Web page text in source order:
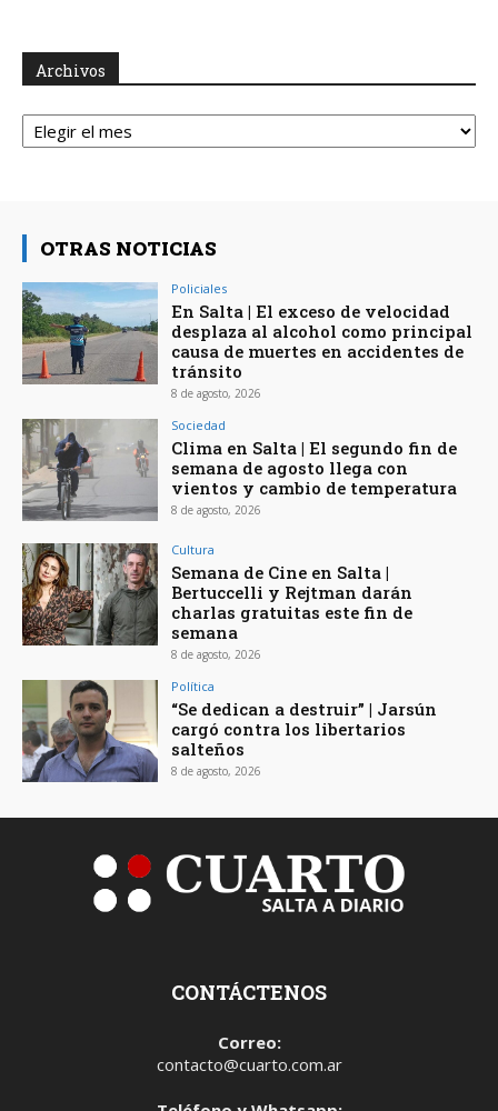
Archivos
Archivos
OTRAS NOTICIAS
Policiales
En Salta | El exceso de velocidad
desplaza al alcohol como principal
causa de muertes en accidentes de
tránsito
8 de agosto, 2026
Sociedad
Clima en Salta | El segundo fin de
semana de agosto llega con
vientos y cambio de temperatura
8 de agosto, 2026
Cultura
Semana de Cine en Salta |
Bertuccelli y Rejtman darán
charlas gratuitas este fin de
semana
8 de agosto, 2026
Política
“Se dedican a destruir” | Jarsún
cargó contra los libertarios
salteños
8 de agosto, 2026
CONTÁCTENOS
Correo:
contacto@cuarto.com.ar